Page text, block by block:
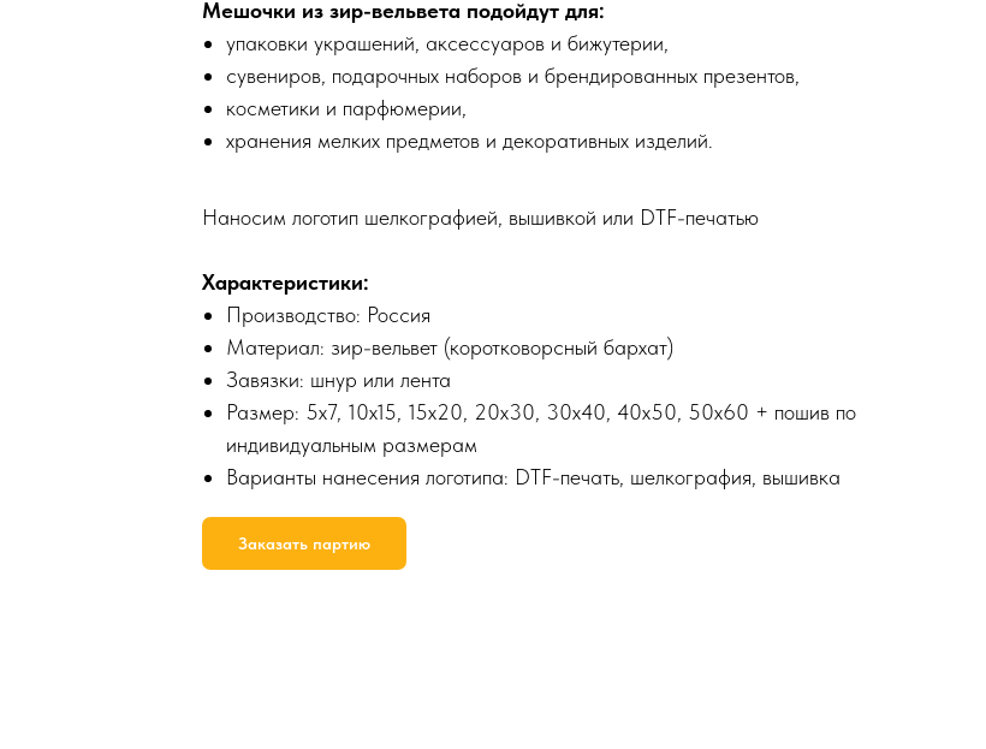
Мешочки из зир-вельвета подойдут для:
упаковки украшений, аксессуаров и бижутерии,
сувениров, подарочных наборов и брендированных презентов,
косметики и парфюмерии,
хранения мелких предметов и декоративных изделий.
Наносим логотип шелкографией, вышивкой или DTF-печатью
Характеристики:
Производство: Россия
Материал: зир-вельвет (коротковорсный бархат)
Завязки: шнур или лента
Размер: 5х7, 10х15, 15х20, 20х30, 30х40, 40х50, 50х60 + пошив по
индивидуальным размерам
Варианты нанесения логотипа: DTF-печать, шелкография, вышивка
Заказать партию